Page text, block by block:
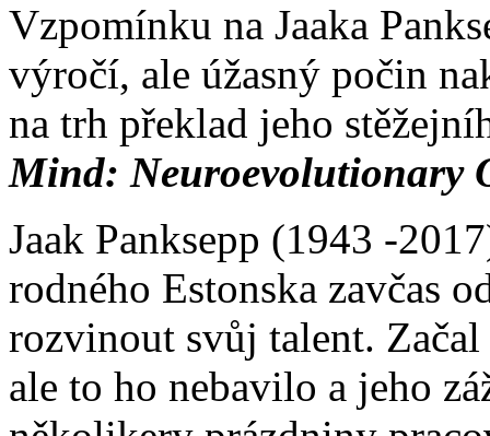
Vzpomínku na Jaaka
výročí, ale úžasný počin
na trh překlad jeho
Mind: Neuroevolutionary
Jaak Panksepp (1943 -
rodného Estonska zavčas
rozvinout svůj talent.
ale to ho nebavilo a jeho